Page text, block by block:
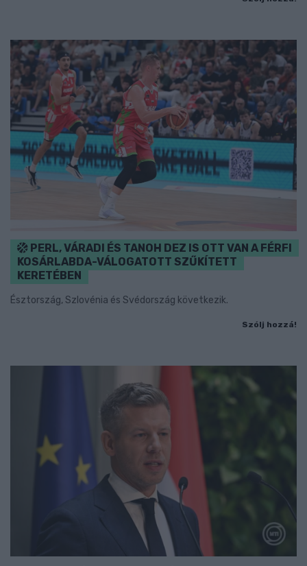
PERL, VÁRADI ÉS TANOH DEZ IS OTT VAN A FÉRFI
KOSÁRLABDA-VÁLOGATOTT SZŰKÍTETT
KERETÉBEN
Észtország, Szlovénia és Svédország következik.
Szólj hozzá!